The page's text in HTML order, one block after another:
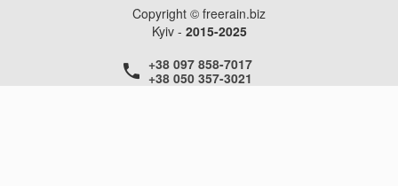
Copyright © freerain.biz
Kyiv - 2015-2025
+38 097 858-7017
+38 050 357-3021